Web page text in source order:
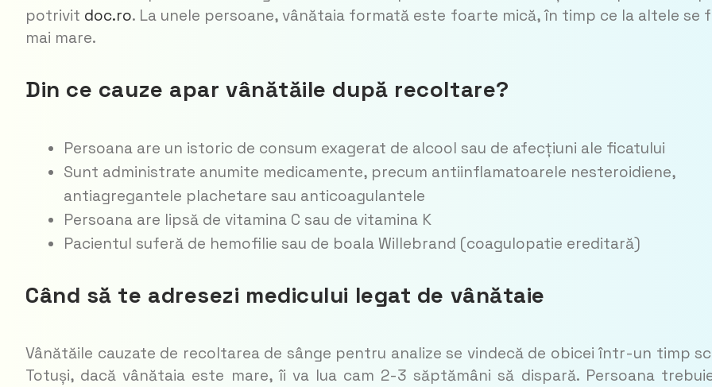
potrivit doc.ro. La unele persoane, vânătaia formată este foarte mică, în timp ce la altele se
mai mare.
Din ce cauze apar vânătăile după recoltare?
Persoana are un istoric de consum exagerat de alcool sau de afecțiuni ale ficatului
Sunt administrate anumite medicamente, precum antiinflamatoarele nesteroidiene,
antiagregantele plachetare sau anticoagulantele
Persoana are lipsă de vitamina C sau de vitamina K
Pacientul suferă de hemofilie sau de boala Willebrand (coagulopatie ereditară)
Când să te adresezi medicului legat de vânătaie
Vânătăile cauzate de recoltarea de sânge pentru analize se vindecă de obicei într-un timp
Totuși, dacă vânătaia este mare, îi va lua cam 2-3 săptămâni să dispară. Persoana